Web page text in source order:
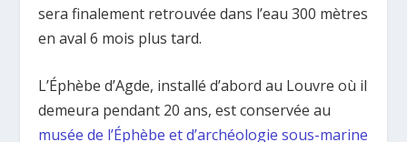
sera finalement retrouvée dans l’eau 300 mètres
en aval 6 mois plus tard.
L’Éphèbe d’Agde, installé d’abord au Louvre où il
demeura pendant 20 ans, est conservée au
musée de l’Éphèbe et d’archéologie sous-marine